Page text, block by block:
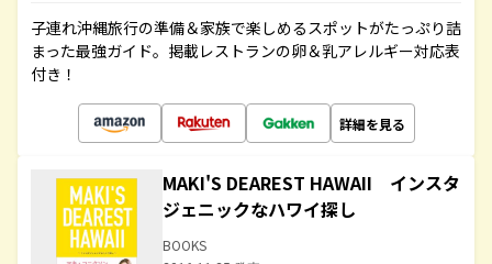
子連れ沖縄旅行の準備＆家族で楽しめるスポットがたっぷり詰
まった最強ガイド。掲載レストランの卵＆乳アレルギー対応表
付き！
詳細を見る
MAKI'S DEAREST HAWAII インスタ
ジェニックなハワイ探し
BOOKS